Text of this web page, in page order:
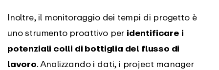
Inoltre, il monitoraggio dei tempi di progetto è
uno strumento proattivo per identificare i
potenziali colli di bottiglia del flusso di
lavoro. Analizzando i dati, i project manager